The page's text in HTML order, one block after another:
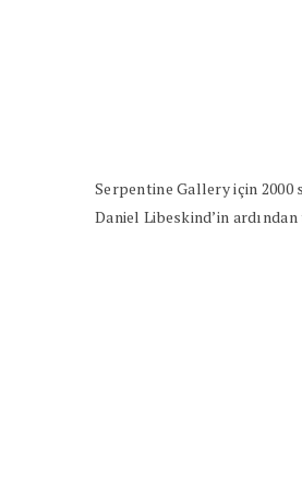
Serpentine Gallery için 2000
Daniel Libeskind’in